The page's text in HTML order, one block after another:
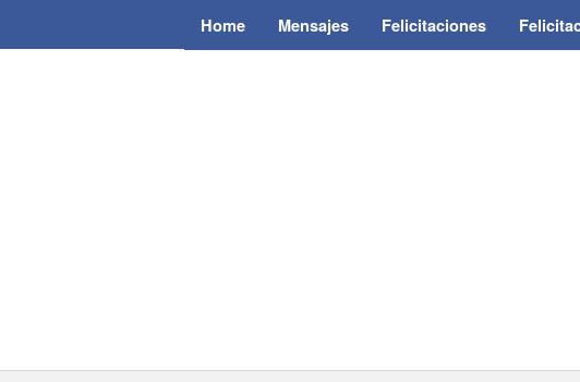
Home Mensajes Felicitaciones